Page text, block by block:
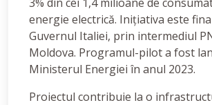
energie electrică. Inițiativa este
Guvernul Italiei, prin intermediul
Moldova. Programul-pilot a fost
Ministerul Energiei în anul 2023.
Proiectul contribuie la o